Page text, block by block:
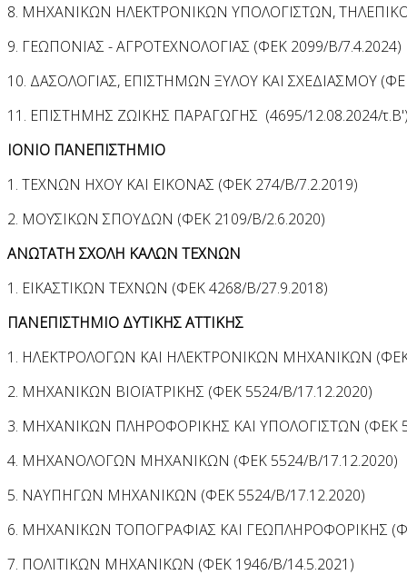
8. ΜΗΧΑΝΙΚΩΝ ΗΛΕΚΤΡΟΝΙΚΩΝ ΥΠΟΛΟΓΙΣΤΩΝ,
9. ΓΕΩΠΟΝΙΑΣ - ΑΓΡΟΤΕΧΝΟΛΟΓΙΑΣ (ΦΕΚ 2099/Β/7.4.2024)
10. ΔΑΣΟΛΟΓΙΑΣ, ΕΠΙΣΤΗΜΩΝ ΞΥΛΟΥ ΚΑΙ ΣΧΕΔΙΑΣΜΟΥ
11. ΕΠΙΣΤΗΜΗΣ ΖΩΙΚΗΣ ΠΑΡΑΓΩΓΗΣ (4695/12.08.2024/
ΙΟΝΙΟ ΠΑΝΕΠΙΣΤΗΜΙΟ
1. ΤΕΧΝΩΝ ΗΧΟΥ ΚΑΙ ΕΙΚΟΝΑΣ (ΦΕΚ 274/Β/7.2.2019)
2. ΜΟΥΣΙΚΩΝ ΣΠΟΥΔΩΝ (ΦΕΚ 2109/Β/2.6.2020)
ΑΝΩΤΑΤΗ ΣΧΟΛΗ ΚΑΛΩΝ ΤΕΧΝΩΝ
1. ΕΙΚΑΣΤΙΚΩΝ ΤΕΧΝΩΝ (ΦΕΚ 4268/Β/27.9.2018)
ΠΑΝΕΠΙΣΤΗΜΙΟ ΔΥΤΙΚΗΣ ΑΤΤΙΚΗΣ
1. ΗΛΕΚΤΡΟΛΟΓΩΝ ΚΑΙ ΗΛΕΚΤΡΟΝΙΚΩΝ ΜΗΧΑΝΙΚΩΝ (ΦΕΚ
2. ΜΗΧΑΝΙΚΩΝ ΒΙΟΪΑΤΡΙΚΗΣ (ΦΕΚ 5524/Β/17.12.2020)
3. ΜΗΧΑΝΙΚΩΝ ΠΛΗΡΟΦΟΡΙΚΗΣ ΚΑΙ ΥΠΟΛΟΓΙΣΤΩΝ (ΦΕΚ
4. ΜΗΧΑΝΟΛΟΓΩΝ ΜΗΧΑΝΙΚΩΝ (ΦΕΚ 5524/Β/17.12.2020)
5. ΝΑΥΠΗΓΩΝ ΜΗΧΑΝΙΚΩΝ (ΦΕΚ 5524/Β/17.12.2020)
6. ΜΗΧΑΝΙΚΩΝ ΤΟΠΟΓΡΑΦΙΑΣ ΚΑΙ ΓΕΩΠΛΗΡΟΦΟΡΙΚΗΣ
7. ΠΟΛΙΤΙΚΩΝ ΜΗΧΑΝΙΚΩΝ (ΦΕΚ 1946/Β/14.5.2021)